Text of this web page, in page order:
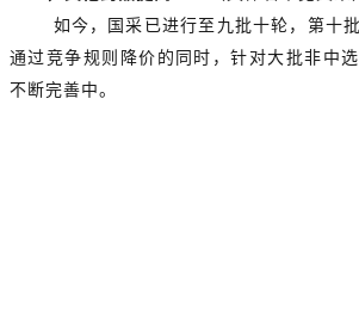
如今，国采已进行至九批十轮，第十
通过竞争规则降价的同时，针对大批非中
不断完善中。